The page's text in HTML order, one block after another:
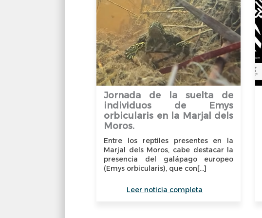
Jornada de la suelta de
individuos de Emys
orbicularis en la Marjal dels
Moros.
Entre los reptiles presentes en la
Marjal dels Moros, cabe destacar la
presencia del galápago europeo
(Emys orbicularis), que con[...]
Leer noticia completa